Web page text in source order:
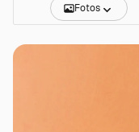
Fotos